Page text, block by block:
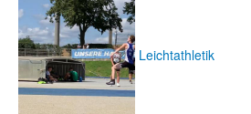
Leichtathletik